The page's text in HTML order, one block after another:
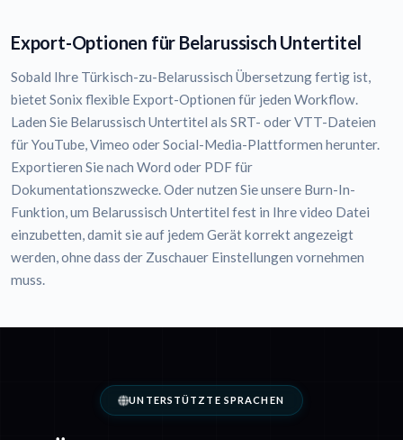
Export-Optionen für Belarussisch Untertitel
Sobald Ihre Türkisch-zu-Belarussisch Übersetzung fertig ist,
bietet Sonix flexible Export-Optionen für jeden Workflow.
Laden Sie Belarussisch Untertitel als SRT- oder VTT-Dateien
für YouTube, Vimeo oder Social-Media-Plattformen herunter.
Exportieren Sie nach Word oder PDF für
Dokumentationszwecke. Oder nutzen Sie unsere Burn-In-
Funktion, um Belarussisch Untertitel fest in Ihre video Datei
einzubetten, damit sie auf jedem Gerät korrekt angezeigt
werden, ohne dass der Zuschauer Einstellungen vornehmen
muss.
UNTERSTÜTZTE SPRACHEN